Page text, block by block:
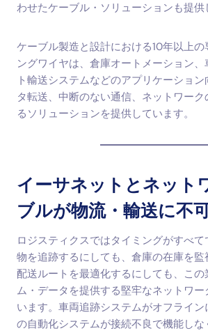
わせたケーブル・ソリューションも提供
ケーブル製造と設計における10年以上
ングワイヤは、倉庫オートメーション
ト輸送システムなどのアプリケーショ
タ転送、中断のない通信、ネットワー
るソリューションを提供しています。
イーサネットとネット
ブルが物流・輸送に不
ロジスティクスではタイミングがすべ
物を追跡するにしても、倉庫の在庫を監
配送ルートを最適化するにしても、この
ム・データを提供する堅牢なネットワー
います。車両追跡システムがオフライ
の自動化システムが接続不良で機能しな